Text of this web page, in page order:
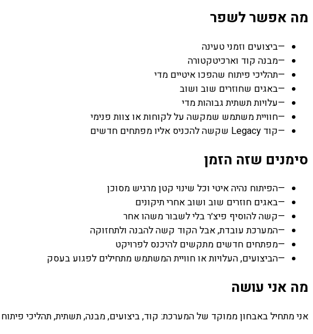
מה אפשר לשפר
—ביצועים וזמני טעינה
—מבנה קוד וארכיטקטורה
—תהליכי פיתוח שהפכו איטיים מדי
—באגים שחוזרים שוב ושוב
—עלויות תשתית גבוהות מדי
—חוויית משתמש שמקשה על לקוחות או צוות פנימי
—קוד Legacy שקשה להכניס אליו מפתחים חדשים
סימנים שזה הזמן
—הפיתוח נהיה איטי וכל שינוי קטן מרגיש מסוכן
—באגים חוזרים שוב ושוב אחרי תיקונים
—קשה להוסיף פיצ׳ר בלי לשבור משהו אחר
—המערכת עובדת, אבל הקוד קשה להבנה ולתחזוקה
—מפתחים חדשים מתקשים להיכנס לפרויקט
—הביצועים, העלויות או חוויית המשתמש מתחילים לפגוע בעסק
מה אני עושה
אני מתחיל באבחון ממוקד של המערכת: קוד, ביצועים, מבנה, תשתית, תהליכי